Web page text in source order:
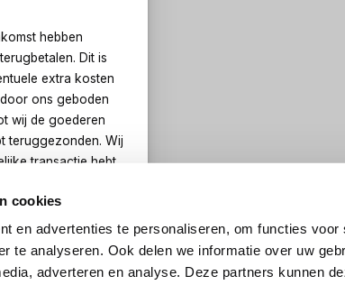
cookies
en advertenties te personaliseren, om functies voor
te analyseren. Ook delen we informatie over uw
adverteren en analyse. Deze partners kunnen
hebben
Dit is
extra kosten
ons geboden
wij de goederen
teruggezonden. Wij
transactie hebt
rekening.